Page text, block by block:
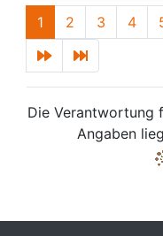
1 2 3 4
Die Verantwortung
Angaben